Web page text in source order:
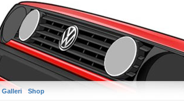
Galleri Shop